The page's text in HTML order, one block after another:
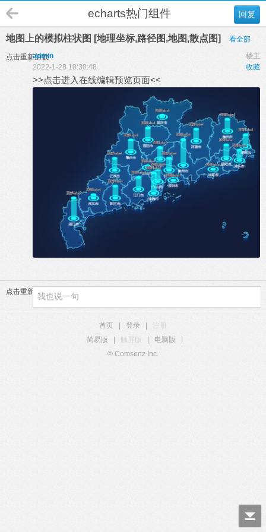
回复
echarts热门组件
地图上的模拟柱状图 [地理坐标,路径图,地图,散点图] 看全部
点击重新加载 楼主
admin
收藏
2022-1-28 10:30:48
>>点击进入在线编辑预览页面<<
点击重新加载
首页 登录
简易版
触屏版 电脑版
© Comsenz Inc.